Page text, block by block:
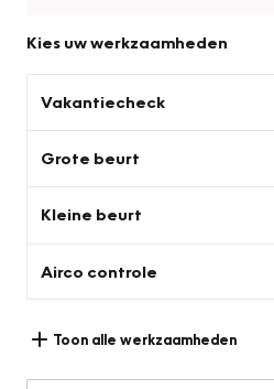
Kies uw werkzaamheden
Vakantiecheck
Grote beurt
Kleine beurt
Airco controle
Toon alle werkzaamheden